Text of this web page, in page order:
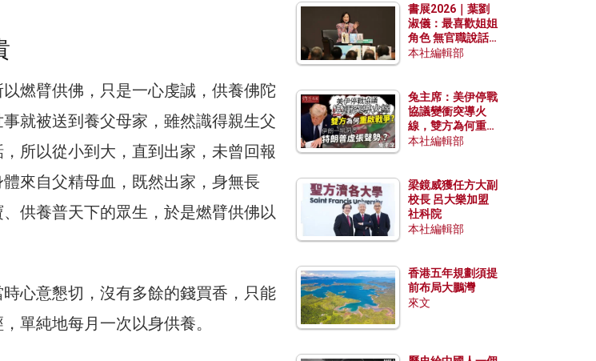
燃臂供佛，只是一心虔誠，供養佛陀
就被送到養父母家，雖然識得親生父
所以從小到大，直到出家，未曾回報
來自父精母血，既然出家，身無長
供養普天下的眾生，於是燃臂供佛以
心意懇切，沒有多餘的錢買香，只能
單純地每月一次以身供養。
書展2026｜葉劉
淑儀：最喜歡姐姐
角色 無官職說話
包袱少
本社編輯部
兔主席：美伊停戰
協議變衝突導火
線，雙方為何重啟
戰爭？伊朗一早洞
本社編輯部
梁鏡威獲任方大副
校長 呂大樂加盟
社科院
本社編輯部
香港五年規劃須提
前布局大鵬灣
來文